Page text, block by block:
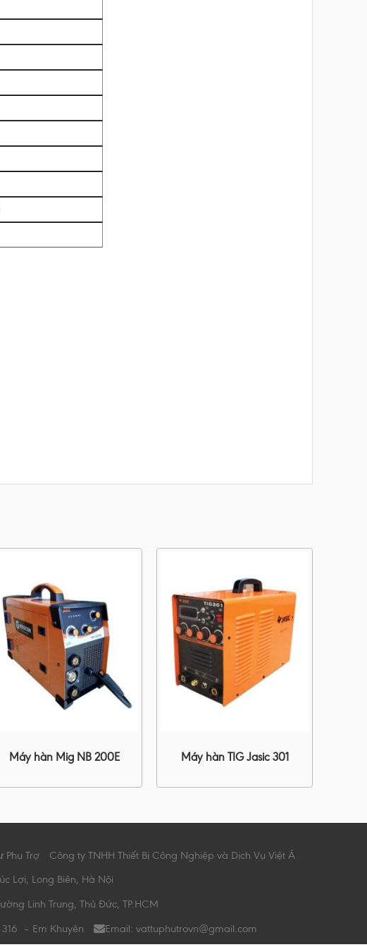
Máy hàn Mig NB 200E Máy hàn TIG Jasic 301
Phụ Trợ
Công ty TNHH Thiết Bị Công Nghiệp và Dịch Vụ Việt Á
Lợi, Long Biên, Hà Nội
Linh Trung, Thủ Đức, TP.HCM
– Em Khuyên
Email: vattuphutrovn@gmail.com